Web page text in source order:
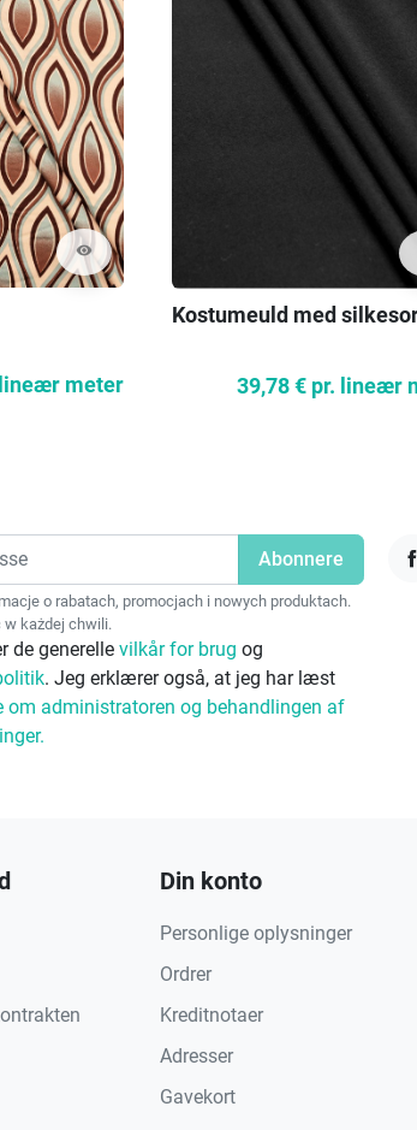
visibility
meter
Kostumeuld med
39,78 € pr. lineær
o rabatach, promocjach i nowych produktach.
w każdej chwili.
de generelle vilkår for brug og
. Jeg erklærer også, at jeg har læst
om administratoren og behandlingen af
Din konto
Personlige oplysninger
Ordrer
Kreditnotaer
Adresser
Gavekort